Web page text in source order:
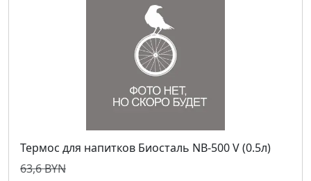
Термос для напитков Биосталь NB-500 V (0.5л)
63,6 BYN